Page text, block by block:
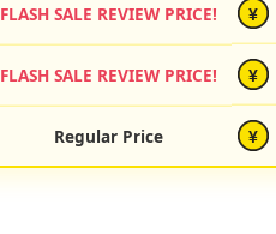
FLASH SALE REVIEW PRICE! ¥
FLASH SALE REVIEW PRICE! ¥
Regular Price ¥